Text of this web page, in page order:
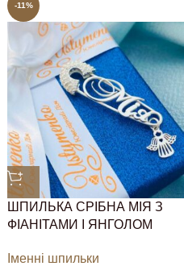
-11%
ШПИЛЬКА СРІБНА МІЯ З
ФІАНІТАМИ І ЯНГОЛОМ
Іменні шпильки